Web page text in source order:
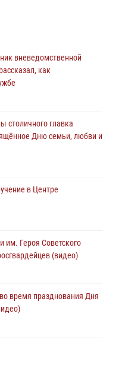
с передовыми
чемпионат по самбо и
эфира на «Радио Москвы»
вневедомственной
как
столичного главка
Дню семьи, любви и
в Центре
им. Героя Советского
(видео)
время празднования Дня